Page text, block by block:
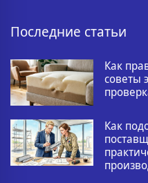
Последние статьи
Как
советы
Как